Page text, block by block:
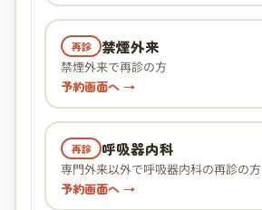
再診 禁煙外来
禁煙外来で再診の方
予約画面へ →
再診 呼吸器内科
専門外来以外で呼吸器内科の再診の方
予約画面へ →